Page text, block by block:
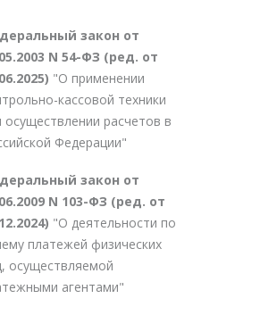
закон от
N 54-ФЗ (ред. от
"О применении
кассовой техники
осуществлении расчетов в
Федерации"
закон от
N 103-ФЗ (ред. от
"О деятельности по
платежей физических
осуществляемой
агентами"